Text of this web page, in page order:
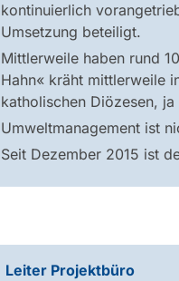
kontinuierlich
Umsetzung beteiligt.
Mittlerweile haben rund
Hahn« kräht mittlerweile
katholischen Diözesen,
Umweltmanagement ist
Seit Dezember 2015 ist
Leiter Projektbüro